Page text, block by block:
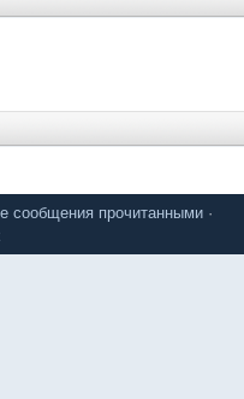
сообщения прочитанными ·